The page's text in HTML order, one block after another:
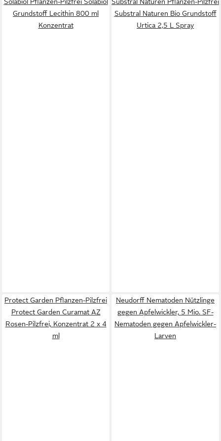
Grundstoff Lecithin 800 ml
Konzentrat
Substral Naturen Bio Grundstoff
Urtica 2,5 L Spray
Protect Garden Pflanzen-Pilzfrei
Protect Garden Curamat AZ
Rosen-Pilzfrei, Konzentrat 2 x 4
ml
Neudorff Nematoden Nützlinge
gegen Apfelwickler, 5 Mio. SF-
Nematoden gegen Apfelwickler-
Larven